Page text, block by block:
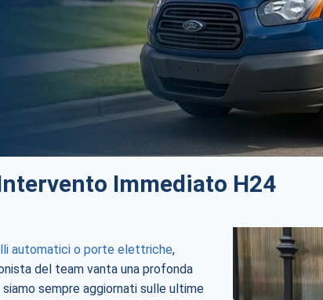
Immediato H24
automatici o porte elettriche,
del team vanta una profonda
sempre aggiornati sulle ultime